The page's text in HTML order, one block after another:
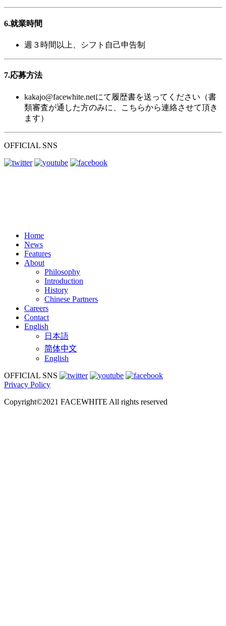
6.就業時間
週３時間以上、シフト自己申告制
7.応募方法
kakajo@facewhite.netにて履歴書を送ってください（書
類審査が通した方のみに、こちらから連絡させて頂き
ます）
OFFICIAL SNS
Home
News
Features
About
Philosophy
Introduction
History
Chinese Partners
Careers
Contact
English
日本語
简体中文
English
OFFICIAL SNS
Privacy Policy
Copyright©2021 FACEWHITE All rights reserved